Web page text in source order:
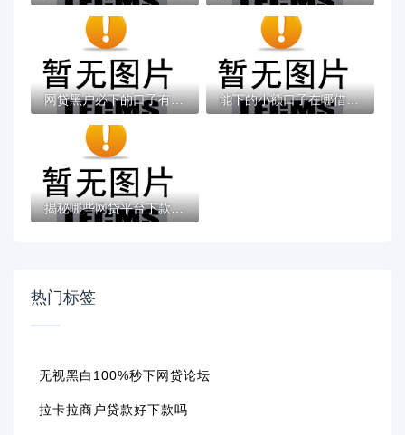
网贷黑户必下的口子有吗？真实情况解析与申... 能下的小额口子在哪借比较容易？类似强制下...
揭秘哪些网贷平台下款快且不看征信？这几种...
热门标签
无视黑白100%秒下网贷论坛
拉卡拉商户贷款好下款吗